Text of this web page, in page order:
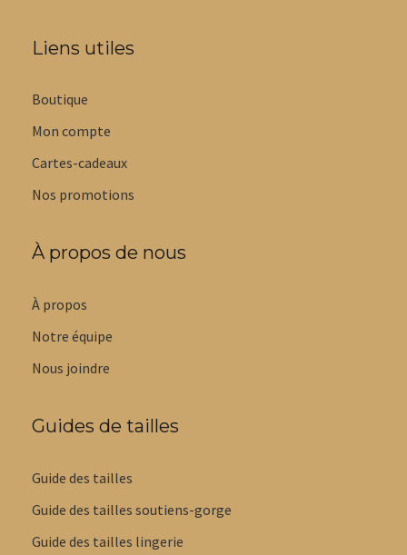
Liens utiles
Boutique
Mon compte
Cartes-cadeaux
Nos promotions
À propos de nous
À propos
Notre équipe
Nous joindre
Guides de tailles
Guide des tailles
Guide des tailles soutiens-gorge
Guide des tailles lingerie